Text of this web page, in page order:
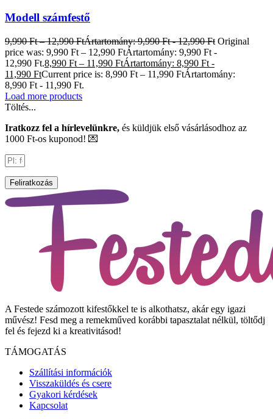
Modell számfestő
9,990Ft – 12,990FtÁrtartomány: 9,990 Ft - 12,990 Ft Original
price was: 9,990 Ft – 12,990 FtÁrtartomány: 9,990 Ft -
12,990 Ft.8,990 Ft – 11,990 FtÁrtartomány: 8,990 Ft -
11,990 FtCurrent price is: 8,990 Ft – 11,990 FtÁrtartomány:
8,990 Ft - 11,990 Ft.
Load more products
Töltés...
Iratkozz fel a hírlevelünkre, és küldjük első vásárlásodhoz az
1000 Ft-os kuponod! 💌
Feliratkozás
A Festede számozott kifestőkkel te is alkothatsz, akár egy igazi
művész! Fesd meg a remekműved korábbi tapasztalat nélkül, töltődj
fel és fejezd ki a kreativitásod!
TÁMOGATÁS
Szállítási információk
Visszaküldés és csere
Gyakori kérdések
Kapcsolat